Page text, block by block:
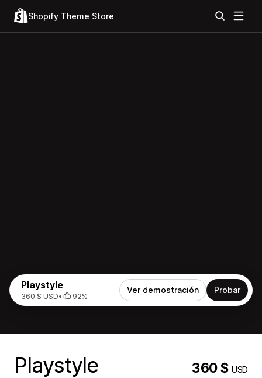
Shopify Theme Store
Playstyle
360 $ USD• 92%
Ver demostración Probar
Playstyle 360 $USD